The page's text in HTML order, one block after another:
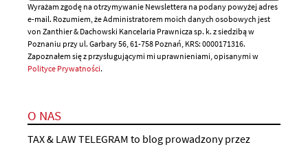
Wyrażam zgodę na otrzymywanie Newslettera na podany powyżej adres
e-mail. Rozumiem, że Administratorem moich danych osobowych jest
von Zanthier & Dachowski Kancelaria Prawnicza sp. k. z siedzibą w
Poznaniu przy ul. Garbary 56, 61-758 Poznań, KRS: 0000171316.
Zapoznałem się z przysługującymi mi uprawnieniami, opisanymi w
Polityce Prywatności.
O NAS
TAX & LAW TELEGRAM to blog prowadzony przez